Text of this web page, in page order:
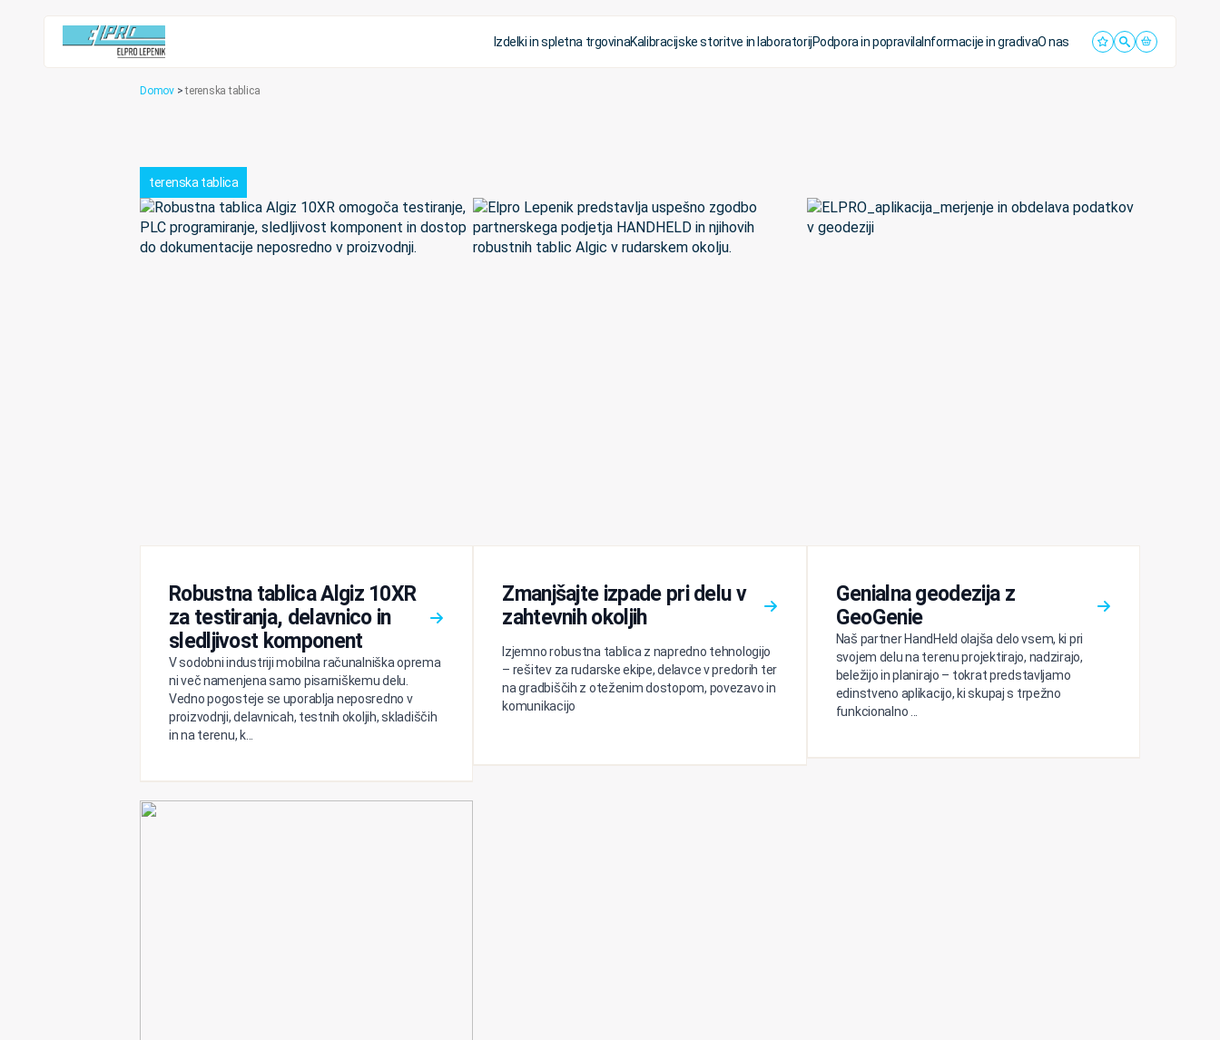
Izdelki in spletna trgovinaKalibracijske storitve in laboratorijPodpora in popravilaInformacije in gradivaO nas
Domov > terenska tablica
terenska tablica
Robustna tablica Algiz 10XR
za testiranja, delavnico in
sledljivost komponent
V sodobni industriji mobilna računalniška oprema
ni več namenjena samo pisarniškemu delu.
Vedno pogosteje se uporablja neposredno v
proizvodnji, delavnicah, testnih okoljih, skladiščih
in na terenu, k...
Zmanjšajte izpade pri delu v
zahtevnih okoljih
Izjemno robustna tablica z napredno tehnologijo
– rešitev za rudarske ekipe, delavce v predorih ter
na gradbiščih z oteženim dostopom, povezavo in
komunikacijo
Genialna geodezija z
GeoGenie
Naš partner HandHeld olajša delo vsem, ki pri
svojem delu na terenu projektirajo, nadzirajo,
beležijo in planirajo – tokrat predstavljamo
edinstveno aplikacijo, ki skupaj s trpežno
funkcionalno ...